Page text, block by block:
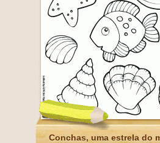
Conchas, uma estrela do